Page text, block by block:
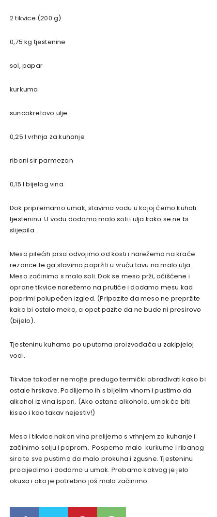
2 tikvice (200 g)
0,75 kg tjestenine
sol, papar
kurkuma
suncokretovo ulje
0,25 l vrhnja za kuhanje
ribani sir parmezan
0,15 l bijelog vina
Dok pripremamo umak, stavimo vodu u kojoj ćemo kuhati
tjesteninu. U vodu dodamo malo soli i ulja kako se ne bi
slijepila.
Meso pilećih prsa odvojimo od kosti i narežemo na kraće
rezance te ga stavimo popržiti u vruću tavu na malo ulja.
Meso začinimo s malo soli. Dok se meso prži, očišćene i
oprane tikvice narežemo na prutiće i dodamo mesu kad
poprimi polupečen izgled. (Pripazite da meso ne prepržite
kako bi ostalo meko, a opet pazite da ne bude ni presirovo
(bijelo).
Tjesteninu kuhamo po uputama proizvođača u zakipjeloj
vodi.
Tikvice također nemojte predugo termički obrađivati kako bi
ostale hrskave. Podlijemo ih s bijelim vinom i pustimo da
alkohol iz vina ispari. (Ako ostane alkohola, umak će biti
kiseo i kao takav nejestiv!)
Meso i tikvice nakon vina prelijemo s vrhnjem za kuhanje i
začinimo solju i paprom. Pospemo malo kurkume i ribanog
sira te sve pustimo da malo prokuha i zgusne. Tjesteninu
procijedimo i dodamo u umak. Probamo kakvog je jelo
okusa i ako je potrebno još malo začinimo.